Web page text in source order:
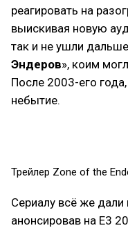
реагировать на
выискивая новую
так и не ушли
Эндеров», коим
После 2003-его
небытие.
Трейлер Zone of the
Сериалу всё же
анонсировав на E3